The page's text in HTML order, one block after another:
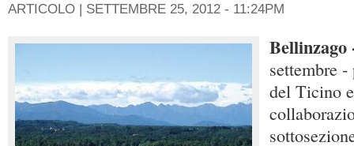
ARTICOLO | SETTEMBRE 25, 2012 - 11:24PM
settembre
del Ticino